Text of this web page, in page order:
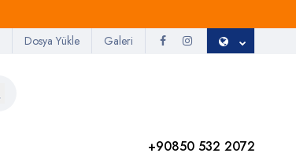
Dosya Yükle Galeri
+90850 532 2072